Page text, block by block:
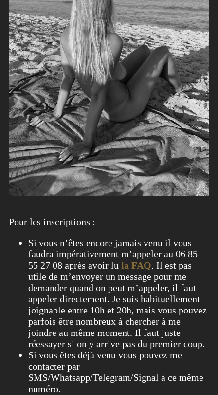
.
Pour les inscriptions :
Si vous n’êtes encore jamais venu il vous
faudra impérativement m’appeler au 06 85
55 27 08 après avoir lu la FAQ. Il est pas
utile de m’envoyer un message pour me
demander quand on peut m’appeler, il faut
appeler directement. Je suis habituellement
joignable entre 10h et 20h, mais vous pouvez
parfois être nombreux à chercher à me
joindre au même moment. Il faut juste
réessayer si on y arrive pas du premier coup.
Si vous êtes déjà venu vous pouvez me
contacter par
SMS/Whatsapp/Telegram/Signal à ce même
numéro.